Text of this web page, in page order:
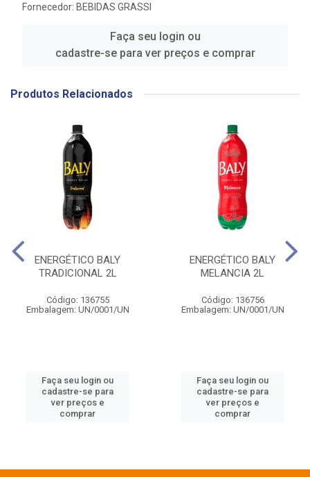
Fornecedor: BEBIDAS GRASSI
Faça seu login ou
cadastre-se para ver preços e comprar
Produtos Relacionados
ENERGÉTICO BALY
TRADICIONAL 2L
Código: 136755
Embalagem: UN/0001/UN
Faça seu login ou
cadastre-se para
ver preços e
comprar
ENERGÉTICO BALY
MELANCIA 2L
Código: 136756
Embalagem: UN/0001/UN
Faça seu login ou
cadastre-se para
ver preços e
comprar